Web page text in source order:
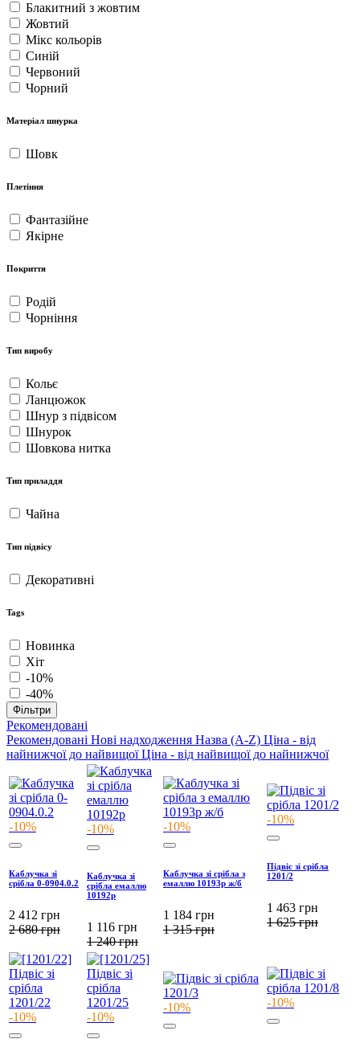
Блакитний з жовтим
Жовтий
Мікс кольорів
Синій
Червоний
Чорний
Матеріал шнурка
Шовк
Плетіння
Фантазійне
Якірне
Покриття
Родій
Чорніння
Тип виробу
Кольє
Ланцюжок
Шнур з підвісом
Шнурок
Шовкова нитка
Тип приладдя
Чайна
Тип підвісу
Декоративні
Tags
Новинка
Хіт
-10%
-40%
Фільтри
Рекомендовані
Рекомендовані Нові надходження Назва (A-Z) Ціна - від
найнижчої до найвищої Ціна - від найвищої до найнижчої
-10%
Каблучка зі
срібла 0-0904.0.2
2 412 грн
2 680грн
-10%
Каблучка зі
срібла емаллю
10192р
1 116 грн
1 240грн
-10%
Каблучка зі срібла з
емаллю 10193р ж/б
1 184 грн
1 315грн
-10%
Підвіс зі срібла
1201/2
1 463 грн
1 625грн
-10% -10%
-10% -10%